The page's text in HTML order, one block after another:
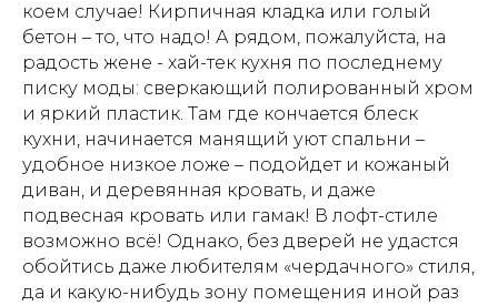
коем случае! Кирпичная кладка или голый
бетон – то, что надо! А рядом, пожалуйста, на
радость жене - хай-тек кухня по последнему
писку моды: сверкающий полированный хром
и яркий пластик. Там где кончается блеск
кухни, начинается манящий уют спальни –
удобное низкое ложе – подойдет и кожаный
диван, и деревянная кровать, и даже
подвесная кровать или гамак! В лофт-стиле
возможно всё! Однако, без дверей не удастся
обойтись даже любителям «чердачного» стиля,
да и какую-нибудь зону помещения иной раз